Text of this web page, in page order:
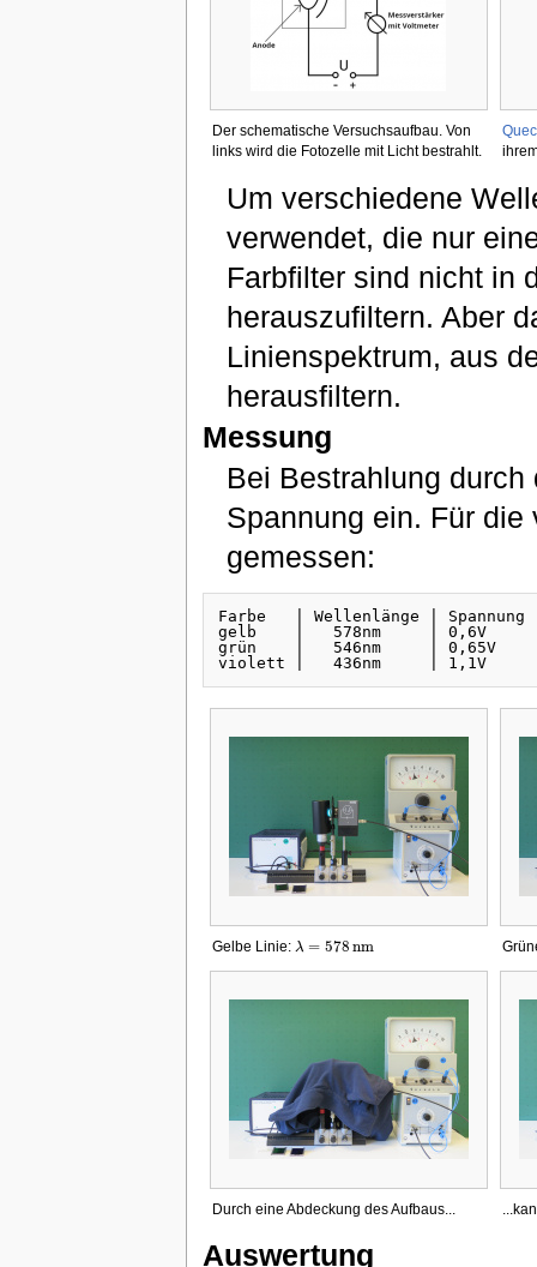
Der schematische Versuchsaufbau. Von
links wird die Fotozelle mit Licht bestrahlt.
Um verschiedene
verwendet, die nur
Farbfilter sind nicht in
herauszufiltern. Aber
Linienspektrum, aus
herausfiltern.
Messung
Bei Bestrahlung
Spannung ein. Für
gemessen:
Farbe   | Wellenlänge | Spannung
gelb    |   578nm     | 0,6V
grün    |   546nm     | 0,65V
Gelbe Linie: λ = 578nm
λ= 578n m
Durch eine Abdeckung des Aufbaus...
Auswertung